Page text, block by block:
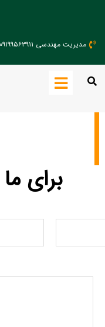
مدیریت مهندسی ۰۹۱۹۹۵۶۳۹۱۱
برای